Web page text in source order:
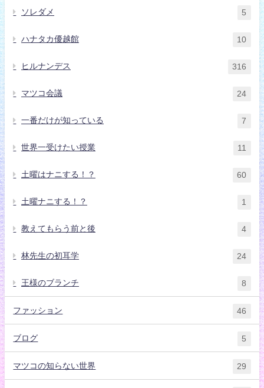
ソレダメ 5
ハナタカ優越館 10
ヒルナンデス 316
マツコ会議 24
一番だけが知っている 7
世界一受けたい授業 11
土曜はナニする！？ 60
土曜ナニする！？ 1
教えてもらう前と後 4
林先生の初耳学 24
王様のブランチ 8
ファッション 46
ブログ 5
マツコの知らない世界 29